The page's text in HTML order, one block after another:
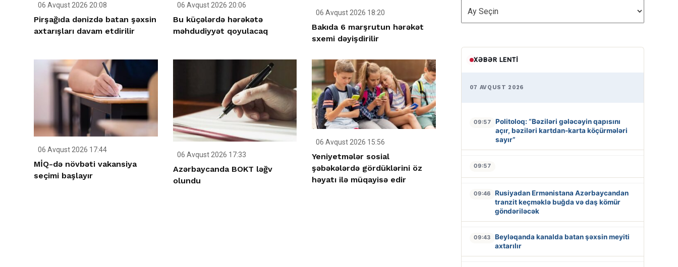
06 Avqust 2026 20:08
Pirşağıda dənizdə batan şəxsin
axtarışları davam etdirilir
06 Avqust 2026 20:06
Bu küçələrdə hərəkətə
məhdudiyyət qoyulacaq
06 Avqust 2026 18:20
Bakıda 6 marşrutun hərəkət
sxemi dəyişdirilir
06 Avqust 2026 17:44
MİQ-də növbəti vakansiya
seçimi başlayır
06 Avqust 2026 17:33
Azərbaycanda BOKT ləğv
olundu
06 Avqust 2026 15:56
Yeniyetmələr sosial
şəbəkələrdə gördüklərini öz
həyatı ilə müqayisə edir
ARXİV
XƏBƏR LENTI
07 AVQUST 2026
09:57
Politoloq: “Bəziləri gələcəyin qapısını
açır, bəziləri kartdan-karta köçürmələri
sayır”
09:57
09:46
Rusiyadan Ermənistana Azərbaycandan
tranzit keçməklə buğda və daş kömür
göndəriləcək
09:43
Beyləqanda kanalda batan şəxsin meyiti
axtarılır